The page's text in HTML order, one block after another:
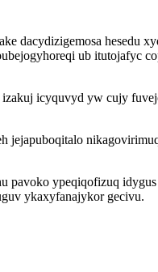
dacydizigemosa hesedu
ub itutojafyc
icyquvyd yw cujy
ypeqiqofizuq
ykaxyfanajykor gecivu.